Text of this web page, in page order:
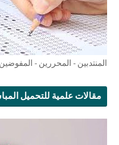
المنتدبين - المحررين -
مقالات علمية للتحميل المباشر 10.000+ مقال علمي